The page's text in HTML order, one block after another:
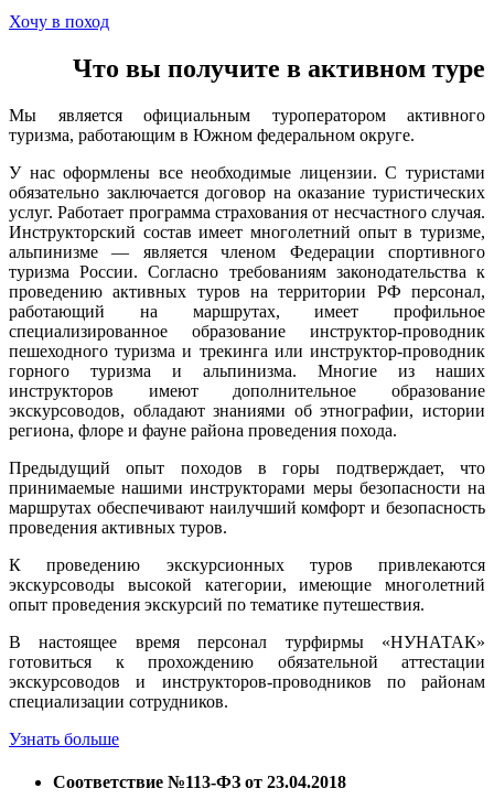
Хочу в поход
Что вы получите в активном туре
Мы является официальным туроператором активного
туризма, работающим в Южном федеральном округе.
У нас оформлены все необходимые лицензии. С туристами
обязательно заключается договор на оказание туристических
услуг. Работает программа страхования от несчастного случая.
Инструкторский состав имеет многолетний опыт в туризме,
альпинизме — является членом Федерации спортивного
туризма России. Согласно требованиям законодательства к
проведению активных туров на территории РФ персонал,
работающий на маршрутах, имеет профильное
специализированное образование инструктор-проводник
пешеходного туризма и трекинга или инструктор-проводник
горного туризма и альпинизма. Многие из наших
инструкторов имеют дополнительное образование
экскурсоводов, обладают знаниями об этнографии, истории
региона, флоре и фауне района проведения похода.
Предыдущий опыт походов в горы подтверждает, что
принимаемые нашими инструкторами меры безопасности на
маршрутах обеспечивают наилучший комфорт и безопасность
проведения активных туров.
К проведению экскурсионных туров привлекаются
экскурсоводы высокой категории, имеющие многолетний
опыт проведения экскурсий по тематике путешествия.
В настоящее время персонал турфирмы «НУНАТАК»
готовиться к прохождению обязательной аттестации
экскурсоводов и инструкторов-проводников по районам
специализации сотрудников.
Узнать больше
Соответствие №113-ФЗ от 23.04.2018